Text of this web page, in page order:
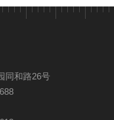
同和路26号